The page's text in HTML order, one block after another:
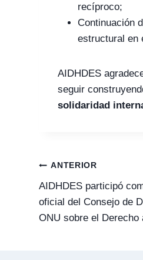
recíproco;
Continuación
estructural en
AIDHDES
seguir
solidaridad
Navegación
entradas
ANTERIOR
AIDHDES participó
oficial del Consejo de
ONU sobre el Derecho